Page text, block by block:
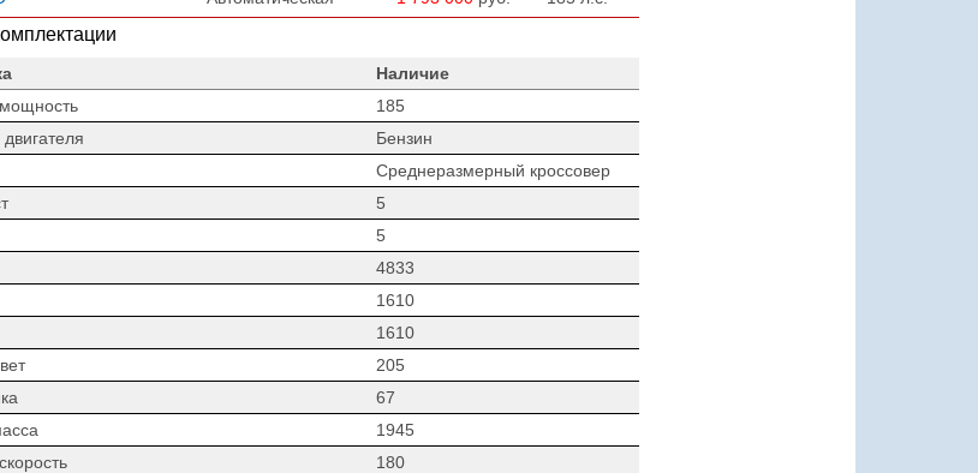
Наличие
185
Бензин
Среднеразмерный кроссовер
5
5
4833
1610
1610
205
67
1945
180